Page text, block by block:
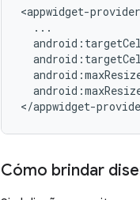
Cómo brindar